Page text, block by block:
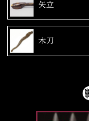
矢立
木刀